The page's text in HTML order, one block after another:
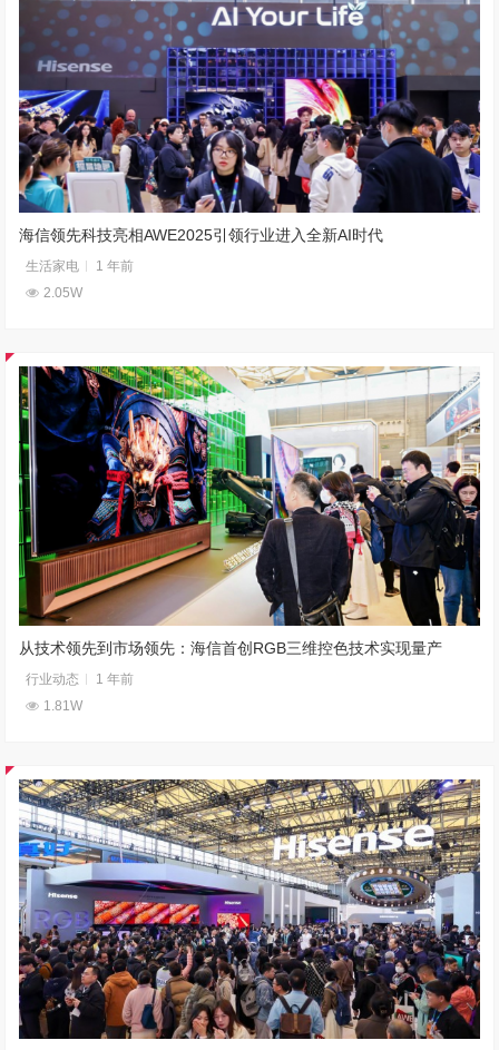
海信领先科技亮相AWE2025引领行业进入全新AI时代
生活家电
1 年前
2.05W
从技术领先到市场领先：海信首创RGB三维控色技术实现量产
行业动态
1 年前
1.81W